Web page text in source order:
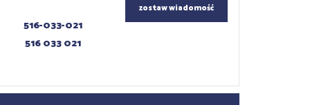
516-033-021
516 033 021
zostaw wiadomość